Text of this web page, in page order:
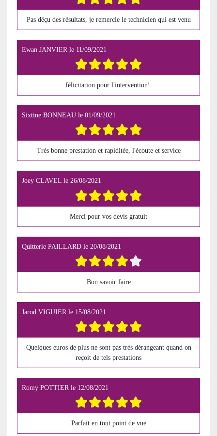
Pas déçu des résultats, je remercie le technicien qui est venu
Ewan JANVIER le 11/09/2021
félicitation pour l'intervention!.
Sixtine BONNEAU le 01/09/2021
Trés bonne prestation et rapiditée, l'écoute et service
Joey CLAVEL le 26/08/2021
Merci pour vos devis gratuit
Quitterie PAILLARD le 20/08/2021
Bon savoir faire
Jarod VIGUIER le 15/08/2021
Quelques euros de plus ne sont pas très dérangeant quand on
reçoit de tels prestations
Romy POTTIERle 12/08/2021
Parfait en tout point de vue